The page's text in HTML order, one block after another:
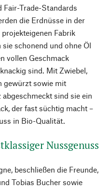
Trade-Standards
die Erdnüsse in der
Fabrik
schonend und ohne Öl
vollen Geschmack
sind. Mit Zwiebel,
gewürzt sowie mit
sind sie ein
der fast süchtig macht –
in Bio-Qualität.
Nussgenuss
beschließen die Freunde,
Tobias Bucher sowie